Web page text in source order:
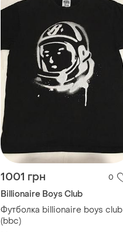
1001 грн 0
Billionaire Boys Club
Футболка billionaire boys club
(bbc)